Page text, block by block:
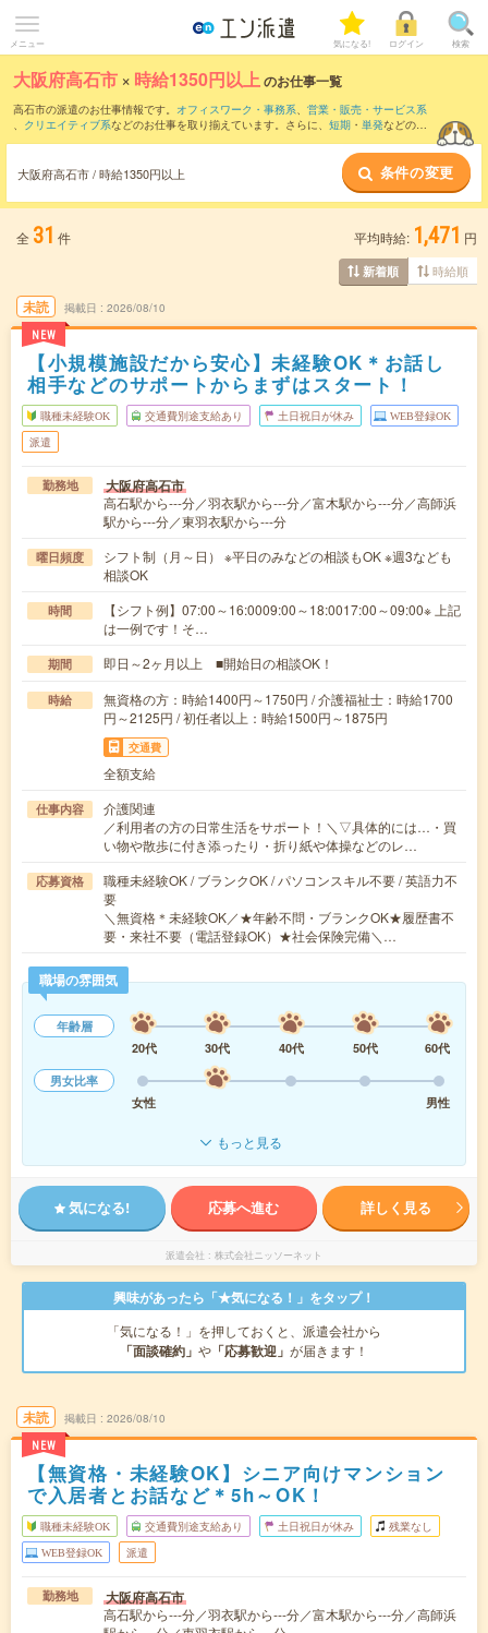
メニュー 気になる! ログイン 検索
大阪府高石市 × 時給1350円以上のお仕事一覧
高石市の派遣のお仕事情報です。 オフィスワーク・事務系、 営業・販売・サービス系
、 クリエイティブ系などのお仕事を取り揃えています。さらに、 短期 ・ 単発などの期
大阪府高石市 / 時給1350円以上 条件の変更
全 31 件 平均時給: 1,471 円
新着順 時給順
未読
NEW
掲載日 2026/08/10
【小規模施設だから安心】未経験OK＊お話し
相手などのサポートからまずはスタート！
職種未経験OK 交通費別途支給あり 土日祝日が休み WEB登録OK
派遣
勤務地 大阪府高石市
高石駅から---分／羽衣駅から---分／富木駅から---分／高師浜
駅から---分／東羽衣駅から---分
曜日頻度
シフト制（月～日） ※平日のみなどの相談もOK ※週3なども
相談OK
時間
【シフト例】07:00～16:0009:00～18:0017:00～09:00※ 上記
は一例です！そ…
期間 即日～2ヶ月以上 ■開始日の相談OK！
時給
無資格の方：時給1400円～1750円 / 介護福祉士：時給1700
円～2125円 / 初任者以上：時給1500円～1875円
交通費
全額支給
仕事内容
介護関連
／利用者の方の日常生活をサポート！＼▽具体的には…・買
い物や散歩に付き添ったり・折り紙や体操などのレ…
応募資格
職種未経験OK / ブランクOK / パソコンスキル不要 / 英語力不
要
＼無資格＊未経験OK／★年齢不問・ブランクOK★履歴書不
要・来社不要（電話登録OK）★社会保険完備＼…
職場の雰囲気
年齢層
20代
30代 40代 50代
60代
男女比率
女性
男性
もっと見る
気になる! 応募へ進む 詳しく見る
派遣会社 株式会社ニッソーネット
興味があったら「★気になる！」をタップ！
「気になる！」を押しておくと、派遣会社から
「面談確約」 や 「応募歓迎」 が届きます！
未読
NEW
掲載日 2026/08/10
【無資格・未経験OK】シニア向けマンション
で入居者とお話など＊5h～OK！
職種未経験OK 交通費別途支給あり 土日祝日が休み 残業なし
WEB登録OK 派遣
勤務地 大阪府高石市
高石駅から---分／羽衣駅から---分／富木駅から---分／高師浜